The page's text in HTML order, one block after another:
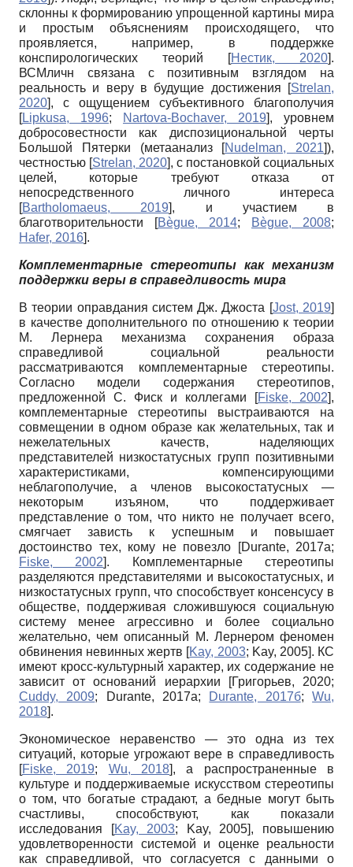
склонны к формированию упрощенной картины мира
и простым объяснениям происходящего, что
проявляется, например, в поддержке
конспирологических теорий
[Нестик, 2020].
ВСМличн связана с позитивным взглядом на
реальность и веру в будущие достижения
[Strelan,
2020], с ощущением субъективного благополучия
[Lipkusa, 1996; Nartova-Bochaver, 2019], уровнем
добросовестности как диспозициональной черты
Большой Пятерки (метаанализ
[Nudelman, 2021]),
честностью [Strelan, 2020], с постановкой социальных
целей, которые требуют отказа от
непосредственного личного интереса
[Bartholomaeus, 2019], и участием в
благотворительности
[Bègue, 2014; Bègue, 2008;
Hafer, 2016].
Комплементарные стереотипы как механизм
поддержки веры в справедливость мира
В теории оправдания систем Дж. Джоста [Jost, 2019]
в качестве дополнительного по отношению к теории
М. Лернера механизма сохранения образа
справедливой социальной реальности
рассматриваются комплементарные стереотипы.
Согласно модели содержания стереотипов,
предложенной С. Фиск и коллегами
[Fiske, 2002],
комплементарные стереотипы выстраиваются на
совмещении в одном образе как желательных, так и
нежелательных качеств, наделяющих
представителей низкостатусных групп позитивными
характеристиками, компенсирующими
неблагополучие, а членов высокостатусных —
некоторым изъяном, что поддерживает
представление о том, что никто не получает всего,
смягчает зависть к успешным и повышает
достоинство тех, кому не повезло
[Durante, 2017а;
Fiske, 2002]. Комплементарные стереотипы
разделяются представителями и высокостатусных, и
низкостатусных групп, что способствует консенсусу в
обществе, поддерживая сложившуюся социальную
систему менее агрессивно и более социально
желательно, чем описанный М. Лернером феномен
обвинения невинных жертв [Kay, 2003; Kay, 2005]. КС
имеют кросс-культурный характер, их содержание не
зависит от оснований иерархии
[Григорьев, 2020;
Cuddy, 2009; Durante, 2017а; Durante, 2017б;Wu,
2018].
Экономическое неравенство — это одна из тех
ситуаций, которые угрожают вере в справедливость
[Fiske, 2019; Wu, 2018], а распространенные в
культуре и поддерживаемые искусством стереотипы
о том, что богатые страдают, а бедные могут быть
счастливы, способствуют, как показали
исследования
[Kay, 2003; Kay, 2005], повышению
удовлетворенности системой и оценке реальности
как справедливой, что согласуется с данными о